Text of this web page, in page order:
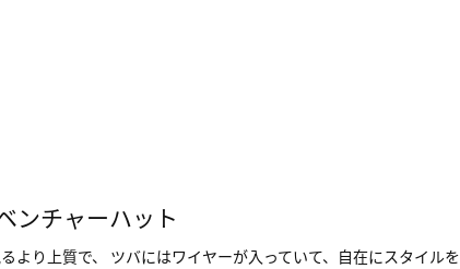
ンチャーハット
り上質で、 ツバにはワイヤーが入っていて、自在にスタイルを